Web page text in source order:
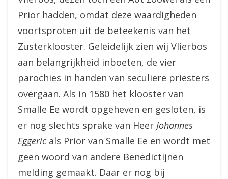
Prior hadden, omdat deze waardigheden
voortsproten uit de beteekenis van het
Zusterklooster. Geleidelijk zien wij Vlierbos
aan belangrijkheid inboeten, de vier
parochies in handen van seculiere priesters
overgaan. Als in 1580 het klooster van
Smalle Ee wordt opgeheven en gesloten, is
er nog slechts sprake van Heer Johannes
Eggeric als Prior van Smalle Ee en wordt met
geen woord van andere Benedictijnen
melding gemaakt. Daar er nog bij